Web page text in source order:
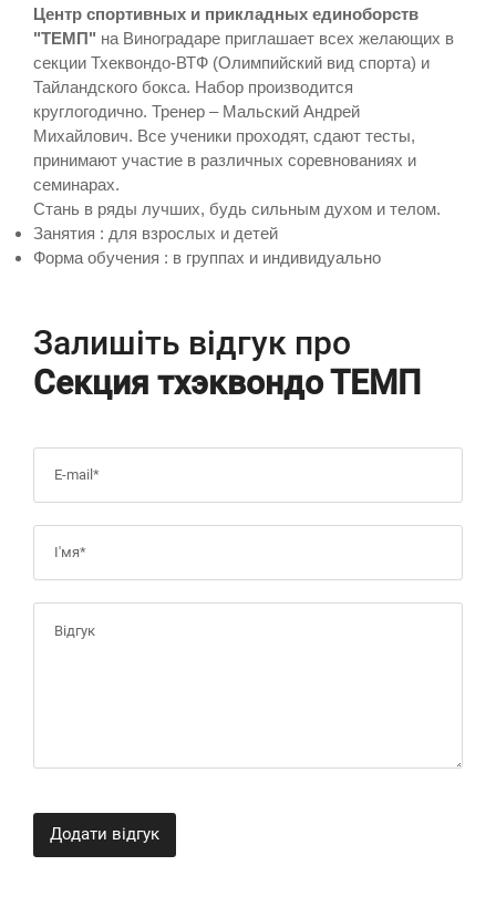
Центр спортивных и прикладных единоборств
"ТЕМП" на Виноградаре приглашает всех желающих в
секции Тхеквондо-ВТФ (Олимпийский вид спорта) и
Тайландского бокса. Набор производится
круглогодично. Тренер – Мальский Андрей
Михайлович. Все ученики проходят, сдают тесты,
принимают участие в различных соревнованиях и
семинарах.
Стань в ряды лучших, будь сильным духом и телом.
Занятия : для взрослых и детей
Форма обучения : в группах и индивидуально
Залишіть відгук про
Секция тхэквондо ТЕМП
Додати відгук